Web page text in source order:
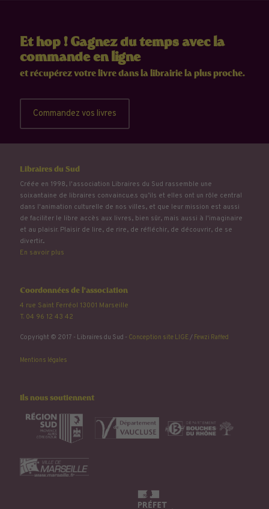
Et hop ! Gagnez du temps avec la
commande en ligne
et récupérez votre livre dans la librairie la plus proche.
Commandez vos livres
Libraires du Sud
Créée en 1998, l'association Libraires du Sud rassemble une
soixantaine de libraires convaincu.e.s qu’ils et elles ont un rôle central
dans l'animation culturelle de nos villes, et que leur mission est aussi
de faciliter le libre accès aux livres, bien sûr, mais aussi à l'imaginaire
et au plaisir. Plaisir de lire, de rire, de réfléchir, de découvrir, de se
divertir...
En savoir plus
Coordonnées de l'association
4 rue Saint Ferréol 13001 Marseille
T. 04 96 12 43 42
Copyright © 2017 - Libraires du Sud - Conception site LIGE/ Fewzi Raffed
Mentions légales
Ils nous soutiennent